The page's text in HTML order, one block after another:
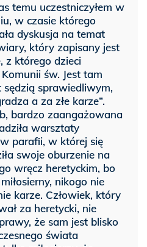
temu uczestniczyłem w
w czasie którego
dyskusja na temat
który zapisany jest
z którego dzieci
św. Jest tam
sędzią sprawiedliwym,
a za złe karze”.
bardzo zaangażowana
warsztaty
parafii, w której się
swoje oburzenie na
wręcz heretyckim, bo
nikogo nie
karze. Człowiek, który
za heretycki, nie
że sam jest blisko
świata